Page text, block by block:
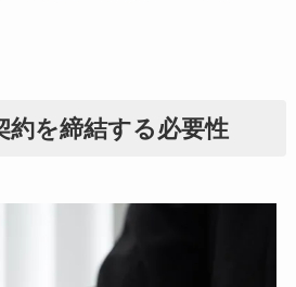
約を締結する必要性